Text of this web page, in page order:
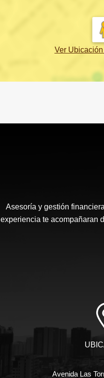
Ver Ubicación
Asesoría y gestión
experiencia te acompañaran
Avenida Las